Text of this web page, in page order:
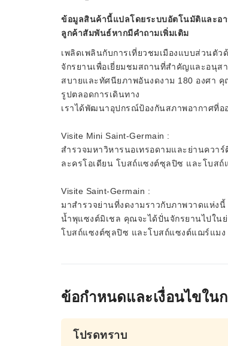
ข้อมูลสินค้านี้แปลโดยระบบอัตโนมัติและอ
ลูกค้าสัมพันธ์หากมีคำถามเพิ่มเติม
เพลิดเพลินกับการเที่ยวชมเมืองแบบส่วนตั
จักรยานเพื่อเยี่ยมชมสถานที่สำคัญและอนุส
สบายและทัศนียภาพอันงดงาม 180 องศา
รูปตลอดการเดินทาง
เราได้พัฒนาอุปกรณ์ป้องกันสภาพอากาศที่อ
Visite Mini Saint-Germain :
สำรวจมหาวิหารนอเทรอดามและย่านควา
ละครโอเดียน โบสถ์แซงต์ซุลปิซ และโบสถ์
Visite Saint-Germain :
มาสำรวจย่านที่งดงามราวกับภาพวาดแห่ง
น้ำพุแซงต์มิเชล คุณจะได้ปั่นจักรยานไปในย่
โบสถ์แซงต์ซุลปิซ และโบสถ์แซงต์แฌร์แมง
ข้อกำหนดและเงื่อนไขใน
โปรดทราบ